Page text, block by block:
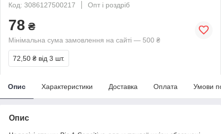
Код: 3086127500217
Опт і роздріб
78 ₴
Мінімальна сума замовлення на сайті — 500 ₴
72,50 ₴ від 3 шт.
Опис Характеристики Доставка Оплата Умови
Опис